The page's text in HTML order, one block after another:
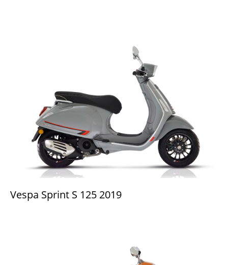
Vespa Sprint S 125 2019